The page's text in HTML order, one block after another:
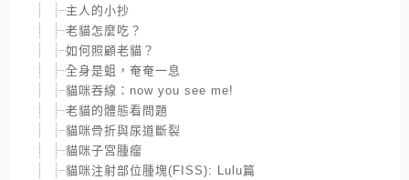
主人的小抄
老貓怎麼吃？
如何照顧老貓？
全身是蛆，奄奄一息
貓咪吞線：now you see me!
老貓的體態看問題
貓咪骨折與尿道斷裂
貓咪子宮腫瘤
貓咪注射部位腫塊(FISS): Lulu篇